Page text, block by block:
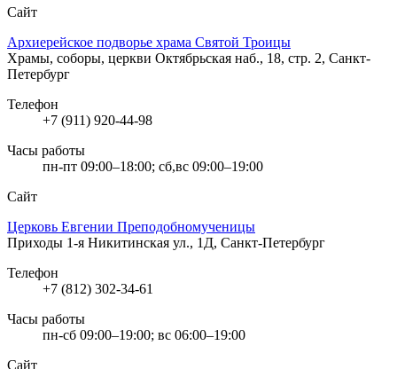
Сайт
Архиерейское подворье храма Святой Троицы
Храмы, соборы, церкви Октябрьская наб., 18, стр. 2, Санкт-
Петербург
Телефон
+7 (911) 920-44-98
Часы работы
пн-пт 09:00–18:00; сб,вс 09:00–19:00
Сайт
Церковь Евгении Преподобномученицы
Приходы 1-я Никитинская ул., 1Д, Санкт-Петербург
Телефон
+7 (812) 302-34-61
Часы работы
пн-сб 09:00–19:00; вс 06:00–19:00
Сайт